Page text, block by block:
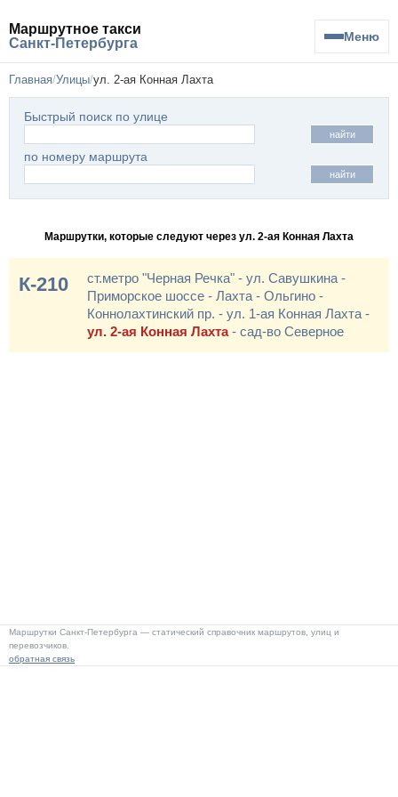
Маршрутное такси
Санкт-Петербурга
Меню
Главная Улицы ул. 2-ая Конная Лахта
Быстрый поиск по улице
найти
по номеру маршрута
найти
Маршрутки, которые следуют через ул. 2-ая Конная Лахта
К-210
ст.метро "Черная Речка" - ул. Савушкина -
Приморское шоссе - Лахта - Ольгино -
Коннолахтинский пр. - ул. 1-ая Конная Лахта -
ул. 2-ая Конная Лахта- сад-во Северное
Маршрутки Санкт-Петербурга — статический справочник маршрутов, улиц и
перевозчиков.
обратная связь